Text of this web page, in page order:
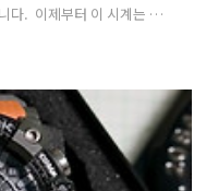
다. ​ 이제부터 이 시계는 제
도 붙여주고, 방수처리도
니다. ​ ※ 이 포스팅은 스크
상 및 글 을 보시려면 여기
바로 시작
사항은 바로, 시계 나사의..